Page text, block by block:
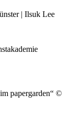
| Ilsuk Lee
papergarden“ ©